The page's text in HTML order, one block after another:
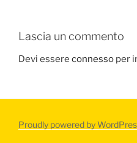
Lascia un commento
Devi essere connesso per
Proudly powered by